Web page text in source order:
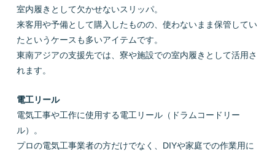
室内履きとして欠かせないスリッパ。
来客用や予備として購入したものの、使わないまま保管してい
たというケースも多いアイテムです。
東南アジアの支援先では、寮や施設での室内履きとして活用さ
れます。
電工リール
電気工事や工作に使用する電工リール（ドラムコードリー
ル）。
プロの電気工事業者の方だけでなく、DIYや家庭での作業用に